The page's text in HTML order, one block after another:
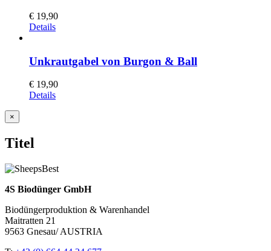
€ 19,90
Details
Unkrautgabel von Burgon & Ball
€ 19,90
Details
Close
product
view
×
Titel
4S Biodünger GmbH
Biodüngerproduktion & Warenhandel
Maitratten 21
9563 Gnesau/ AUSTRIA